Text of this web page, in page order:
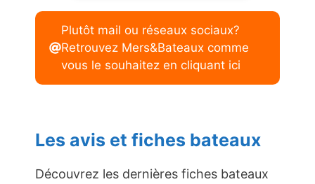
Plutôt mail ou réseaux sociaux?
Retrouvez Mers&Bateaux comme
vous le souhaitez en cliquant ici
Les avis et fiches bateaux
Découvrez les dernières fiches bateaux